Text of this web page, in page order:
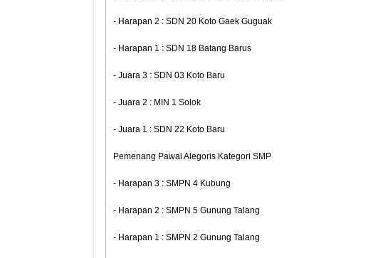
- Harapan 2 : SDN 20 Koto Gaek Guguak
- Harapan 1 : SDN 18 Batang Barus
- Juara 3 : SDN 03 Koto Baru
- Juara 2 : MIN 1 Solok
- Juara 1 : SDN 22 Koto Baru
Pemenang Pawai Alegoris Kategori SMP
- Harapan 3 : SMPN 4 Kubung
- Harapan 2 : SMPN 5 Gunung Talang
- Harapan 1 : SMPN 2 Gunung Talang